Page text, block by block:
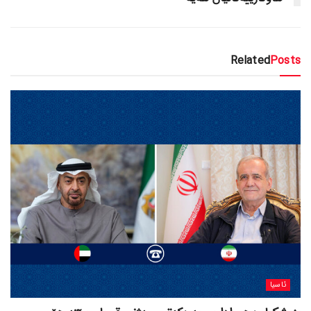
RelatedPosts
ئاسیا